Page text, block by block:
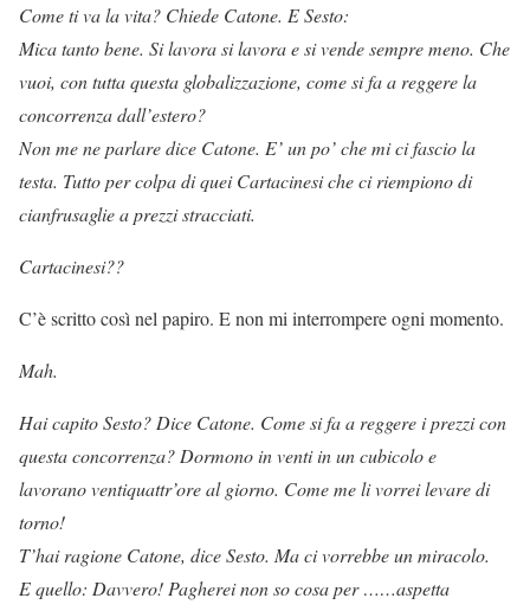
Come ti va la vita? Chiede Catone. E Sesto:
Mica tanto bene. Si lavora si lavora e si vende sempre meno. Che
vuoi, con tutta questa globalizzazione, come si fa a reggere la
concorrenza dall’estero?
Non me ne parlare dice Catone. E’ un po’ che mi ci fascio la
testa. Tutto percolpa di quei Cartacinesi che ci riempiono di
cianfrusaglie a prezzi stracciati.
Cartacinesi??
C’è scritto così nel papiro. E non mi interrompere ogni momento.
Mah.
Hai capito Sesto? Dice Catone. Come si fa a reggere i prezzi con
questa concorrenza? Dormono in venti in un cubicolo e
lavorano ventiquattr’ore al giorno. Come me li vorrei levare di
torno!
T’hai ragione Catone, dice Sesto. Ma ci vorrebbe un miracolo.
E quello: Davvero! Pagherei non so cosa per ……aspetta